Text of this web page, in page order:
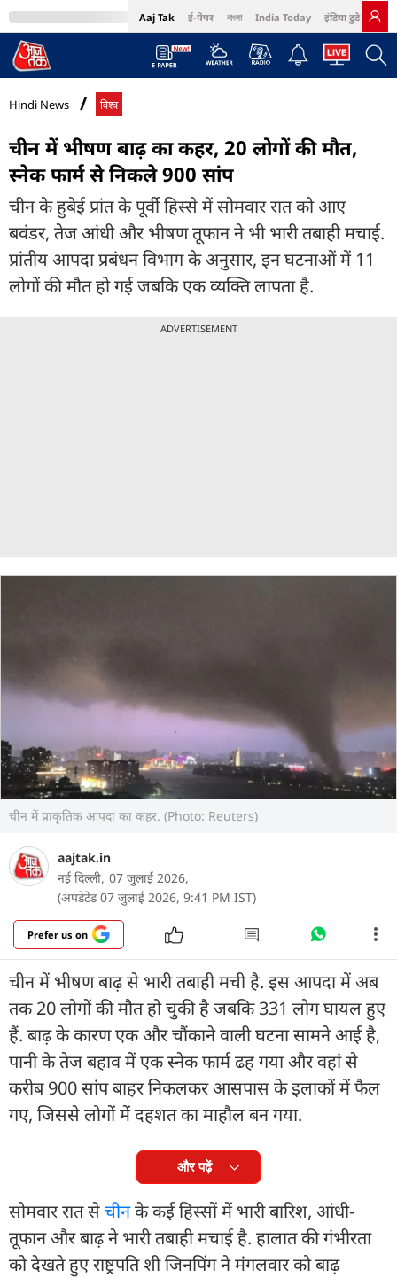
Aaj Tak ई-पेपर বাংলা India Today इंडिया टुडे हिंदी
MumbaiTak Cosmopolitan Harper's Bazaar Northeast
Hindi News विश्व
चीन में भीषण बाढ़ का कहर, 20 लोगों की मौत,
स्नेक फार्म से निकले 900 सांप
चीन के हुबेई प्रांत के पूर्वी हिस्से में सोमवार रात को आए
बवंडर, तेज आंधी और भीषण तूफान ने भी भारी तबाही मचाई.
प्रांतीय आपदा प्रबंधन विभाग के अनुसार, इन घटनाओं में 11
लोगों की मौत हो गई जबकि एक व्यक्ति लापता है.
ADVERTISEMENT
चीन में प्राकृतिक आपदा का कहर. (Photo: Reuters)
aajtak.in
नई दिल्ली, 07 जुलाई 2026,
(अपडेटेड 07 जुलाई 2026, 9:41 PM IST)
Prefer us on
चीन में भीषण बाढ़ से भारी तबाही मची है. इस आपदा में अब
तक 20 लोगों की मौत हो चुकी है जबकि 331 लोग घायल हुए
हैं. बाढ़ के कारण एक और चौंकाने वाली घटना सामने आई है,
पानी के तेज बहाव में एक स्नेक फार्म ढह गया और वहां से
करीब 900 सांप बाहर निकलकर आसपास के इलाकों में फैल
गए, जिससे लोगों में दहशत का माहौल बन गया.
और पढ़ें
सोमवार रात सेचीनके कई हिस्सों में भारी बारिश, आंधी-
तूफान और बाढ़ ने भारी तबाही मचाई है. हालात की गंभीरता
को देखते हुए राष्ट्रपति शी जिनपिंग ने मंगलवार को बाढ़